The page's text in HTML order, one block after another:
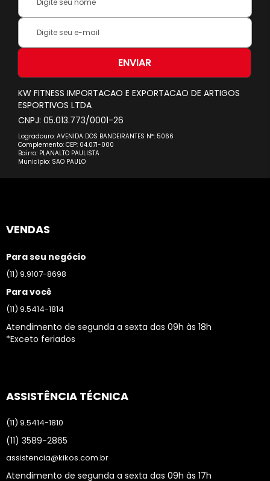
Name:
Inscreva-
na
Newsletter:
ENVIAR
KW FITNESS IMPORTACAO E EXPORTACAO DE ARTIGOS
ESPORTIVOS LTDA
CNPJ: 05.013.773/0001-26
Logradouro: AVENIDA DOS BANDEIRANTES Nº: 5066
Complemento: CEP: 04.071-000
Bairro: PLANALTO PAULISTA
Município: SAO PAULO
VENDAS
Para seu negócio
(11) 9.9107-8698
Para você
(11) 9.5414-1814
Atendimento de segunda a sexta das 09h às 18h
*Exceto feriados
ASSISTÊNCIA TÉCNICA
(11) 9.5414-1810
(11) 3589-2865
assistencia@kikos.com.br
Atendimento de segunda a sexta das 09h às 17h